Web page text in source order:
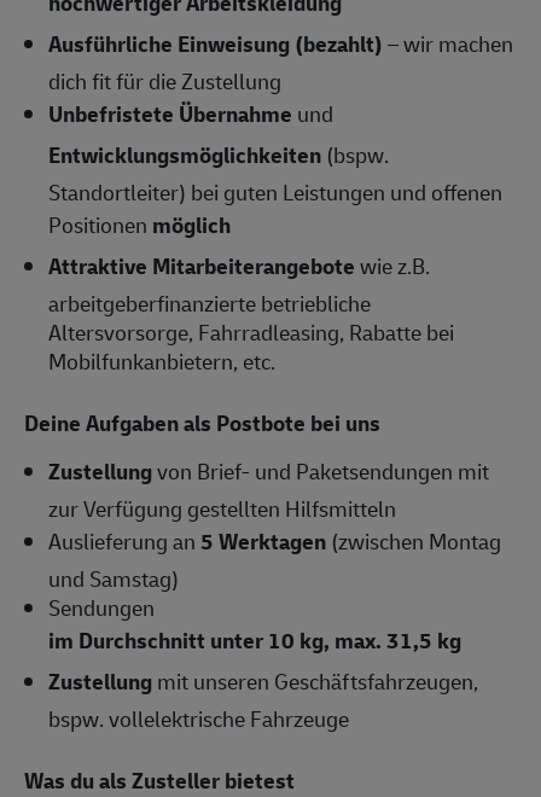
Ausführliche Einweisung (bezahlt)– wir machen
dich fit für die Zustellung
Unbefristete Übernahme und
Entwicklungsmöglichkeiten (bspw.
Standortleiter) bei guten Leistungen und offenen
Positionen möglich
Attraktive Mitarbeiterangebotewie z.B.
arbeitgeberfinanzierte betriebliche
Altersvorsorge, Fahrradleasing, Rabatte bei
Mobilfunkanbietern, etc.
Deine Aufgaben als Postbote bei uns
Zustellungvon Brief- und Paketsendungen mit
zur Verfügung gestellten Hilfsmitteln
Auslieferung an5 Werktagen (zwischen Montag
und Samstag)
Sendungen
im Durchschnitt unter 10 kg, max. 31,5 kg
Zustellungmit unseren Geschäftsfahrzeugen,
bspw. vollelektrische Fahrzeuge
Was du als Zusteller bietest